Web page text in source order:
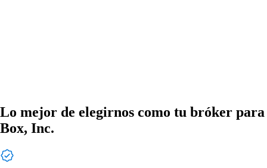
Lo mejor de elegirnos como tu bróker para
Box, Inc.